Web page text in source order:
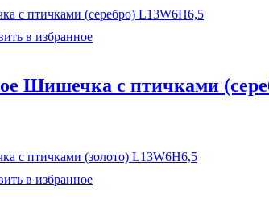
в избранное
Шишечка с птичками
в избранное